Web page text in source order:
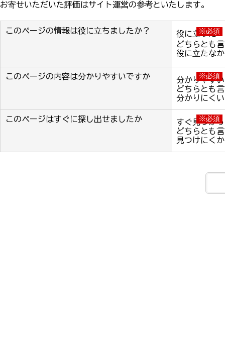
お寄せいただいた評価はサイト運営の参考といたします。
このページの情報は役に立ちましたか？ ※必須
役に立った
どちらとも
役に立たな
このページの内容は分かりやすいですか ※必須
分かりやすい
どちらとも
分かりにくい
このページはすぐに探し出せましたか ※必須
すぐ見つか
どちらとも
見つけにく